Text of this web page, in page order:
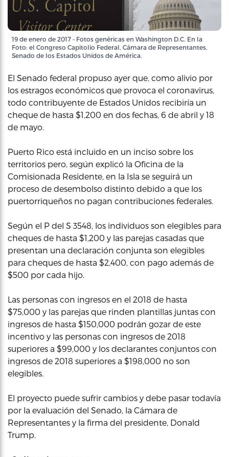
19 de enero de 2017 - Fotos genéricas en Washington D.C. En la
Foto: el Congreso Capitolio Federal, Cámara de Representantes,
Senado de los Estados Unidos de América.
El Senado federal propuso ayer que, como alivio por
los estragos económicos que provoca el coronavirus,
todo contribuyente de Estados Unidos recibiría un
cheque de hasta $1,200 en dos fechas, 6 de abril y 18
de mayo.
Puerto Rico está incluido en un inciso sobre los
territorios pero, según explicó la Oficina de la
Comisionada Residente, en la Isla se seguirá un
proceso de desembolso distinto debido a que los
puertorriqueños no pagan contribuciones federales.
Según el P del S 3548, los individuos son elegibles para
cheques de hasta $1,200 y las parejas casadas que
presentan una declaración conjunta son elegibles
para cheques de hasta $2,400, con pago además de
$500 por cada hijo.
Las personas con ingresos en el 2018 de hasta
$75,000 y las parejas que rinden plantillas juntas con
ingresos de hasta $150,000 podrán gozar de este
incentivo y las personas con ingresos de 2018
superiores a $99,000 y los declarantes conjuntos con
ingresos de 2018 superiores a $198,000 no son
elegibles.
El proyecto puede sufrir cambios y debe pasar todavía
por la evaluación del Senado, la Cámara de
Representantes y la firma del presidente, Donald
Trump.